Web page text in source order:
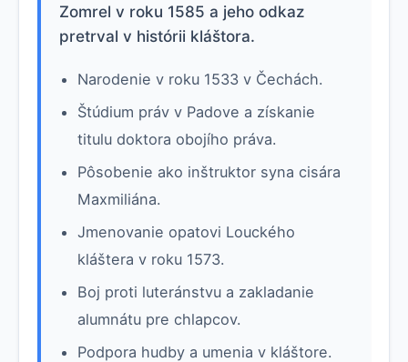
Zomrel v roku 1585 a jeho odkaz
pretrval v histórii kláštora.
Narodenie v roku 1533 v Čechách.
Štúdium práv v Padove a získanie
titulu doktora obojího práva.
Pôsobenie ako inštruktor syna cisára
Maxmiliána.
Jmenovanie opatovi Louckého
kláštera v roku 1573.
Boj proti luteránstvu a zakladanie
alumnátu pre chlapcov.
Podpora hudby a umenia v kláštore.